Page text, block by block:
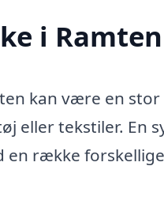
i
kan være en
eller tekstiler. En
en række